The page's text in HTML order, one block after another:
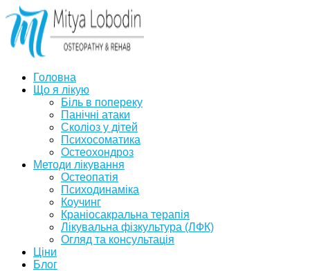
Головна
Що я лікую
Біль в попереку
Панічні атаки
Сколіоз у дітей
Психосоматика
Остеохондроз
Методи лікування
Остеопатія
Психодинаміка
Коучинг
Краніосакральна терапія
Лікувальна фізкультура (ЛФК)
Огляд та консультація
Ціни
Блог